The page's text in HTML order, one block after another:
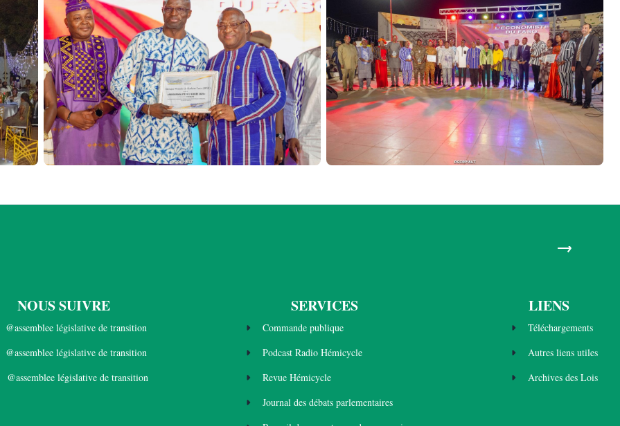
→
NOUS SUIVRE
@assemblee législative de transition
@assemblee législative de transition
@assemblee législative de transition
SERVICES
Commande publique
Podcast Radio Hémicycle
Revue Hémicycle
Journal des débats parlementaires
LIENS
Téléchargements
Autres liens utiles
Archives des Lois